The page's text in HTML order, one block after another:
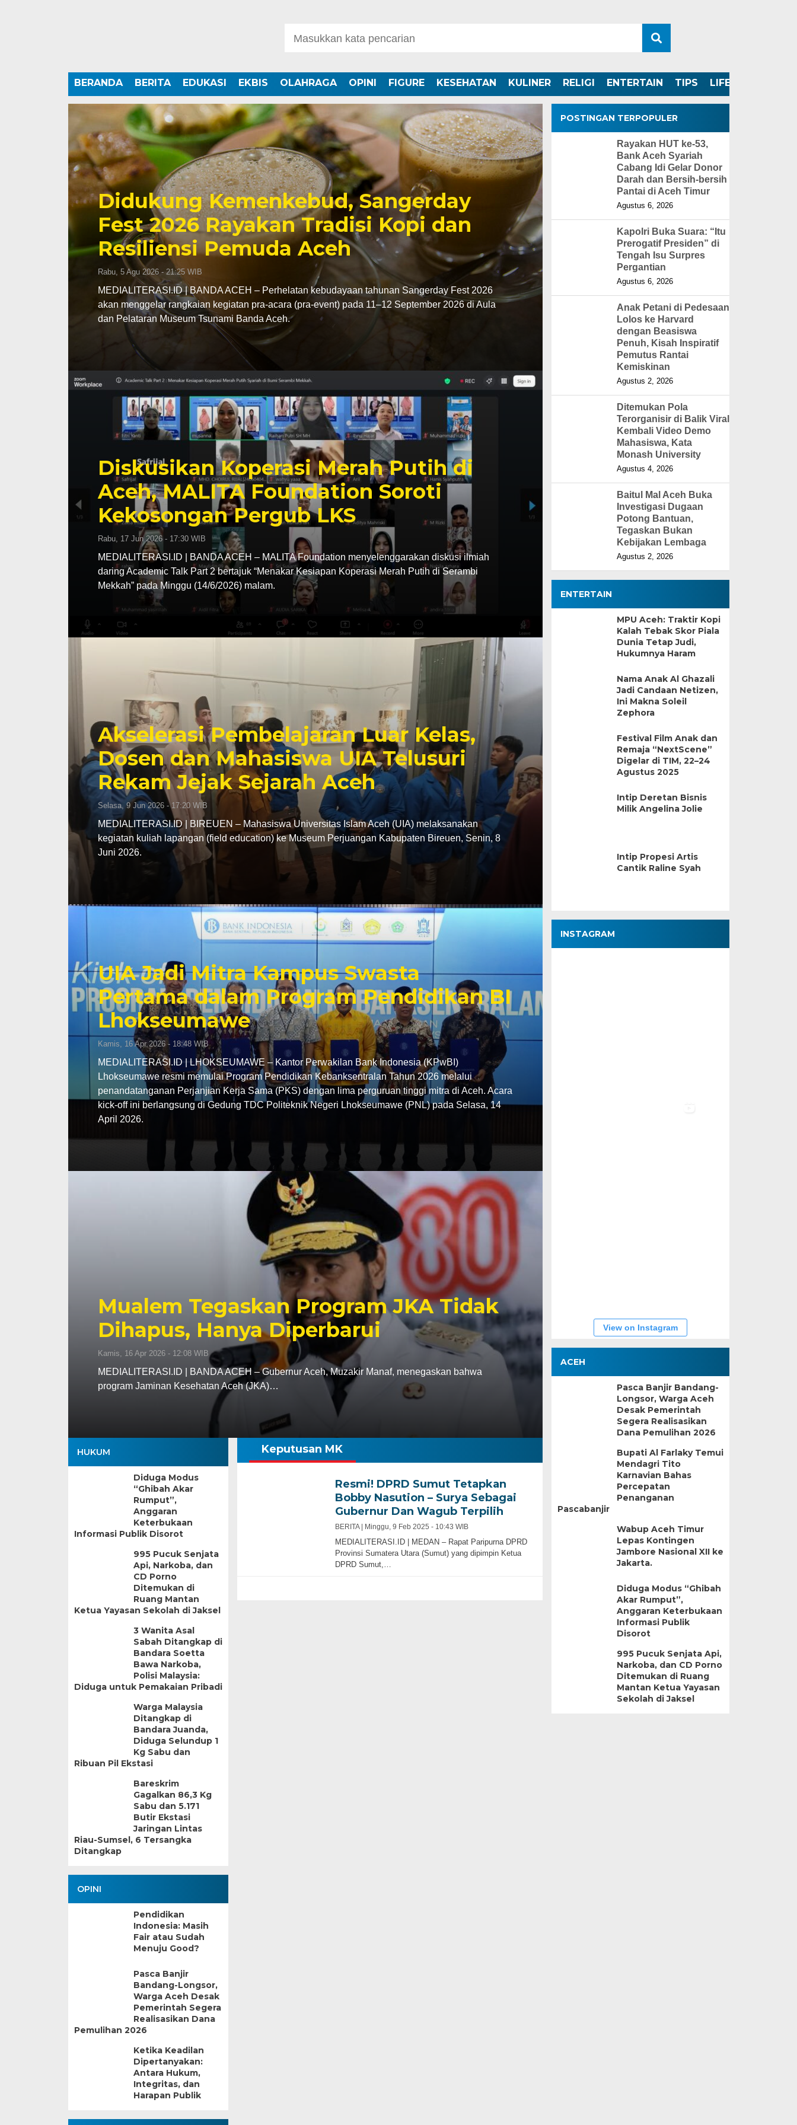
BERANDA BERITA EDUKASI EKBIS OLAHRAGA OPINI FIGURE KESEHATAN KULINER RELIGI ENTERTAIN TIPS LIFESTYLE
Didukung Kemenkebud, Sangerday
Fest 2026 Rayakan Tradisi Kopi dan
Resiliensi Pemuda Aceh
Rabu, 5 Agu 2026 - 21:25 WIB
MEDIALITERASI.ID | BANDA ACEH – Perhelatan kebudayaan tahunan Sangerday Fest 2026
akan menggelar rangkaian kegiatan pra-acara (pra-event) pada 11–12 September 2026 di Aula
dan Pelataran Museum Tsunami Banda Aceh.
Diskusikan Koperasi Merah Putih di
Aceh, MALITA Foundation Soroti
Kekosongan Pergub LKS
Rabu, 17 Jun 2026 - 17:30 WIB
MEDIALITERASI.ID | BANDA ACEH – MALITA Foundation menyelenggarakan diskusi ilmiah
daring Academic Talk Part 2 bertajuk “Menakar Kesiapan Koperasi Merah Putih di Serambi
Mekkah” pada Minggu (14/6/2026) malam.
Akselerasi Pembelajaran Luar Kelas,
Dosen dan Mahasiswa UIA Telusuri
Rekam Jejak Sejarah Aceh
Selasa, 9 Jun 2026 - 17:20 WIB
MEDIALITERASI.ID | BIREUEN – Mahasiswa Universitas Islam Aceh (UIA) melaksanakan
kegiatan kuliah lapangan (field education) ke Museum Perjuangan Kabupaten Bireuen, Senin, 8
Juni 2026.
UIA Jadi Mitra Kampus Swasta
Pertama dalam Program Pendidikan BI
Lhokseumawe
Kamis, 16 Apr 2026 - 18:48 WIB
MEDIALITERASI.ID | LHOKSEUMAWE – Kantor Perwakilan Bank Indonesia (KPwBI)
Lhokseumawe resmi memulai Program Pendidikan Kebanksentralan Tahun 2026 melalui
penandatanganan Perjanjian Kerja Sama (PKS) dengan lima perguruan tinggi mitra di Aceh. Acara
kick-off ini berlangsung di Gedung TDC Politeknik Negeri Lhokseumawe (PNL) pada Selasa, 14
April 2026.
Mualem Tegaskan Program JKA Tidak
Dihapus, Hanya Diperbarui
Kamis, 16 Apr 2026 - 12:08 WIB
MEDIALITERASI.ID | BANDA ACEH – Gubernur Aceh, Muzakir Manaf, menegaskan bahwa
program Jaminan Kesehatan Aceh (JKA)…
HUKUM
Diduga Modus
“Ghibah Akar
Rumput”,
Anggaran
Keterbukaan
Informasi Publik Disorot
995 Pucuk Senjata
Api, Narkoba, dan
CD Porno
Ditemukan di
Ruang Mantan
Ketua Yayasan Sekolah di Jaksel
3 Wanita Asal
Sabah Ditangkap di
Bandara Soetta
Bawa Narkoba,
Polisi Malaysia:
Diduga untuk Pemakaian Pribadi
Warga Malaysia
Ditangkap di
Bandara Juanda,
Diduga Selundup 1
Kg Sabu dan
Ribuan Pil Ekstasi
Bareskrim
Gagalkan 86,3 Kg
Sabu dan 5.171
Butir Ekstasi
Jaringan Lintas
Riau-Sumsel, 6 Tersangka
Ditangkap
OPINI
Pendidikan
Indonesia: Masih
Fair atau Sudah
Menuju Good?
Pasca Banjir
Bandang-Longsor,
Warga Aceh Desak
Pemerintah Segera
Realisasikan Dana
Pemulihan 2026
Ketika Keadilan
Dipertanyakan:
Antara Hukum,
Integritas, dan
Harapan Publik
Keputusan MK
Resmi! DPRD Sumut Tetapkan
Bobby Nasution – Surya Sebagai
Gubernur Dan Wagub Terpilih
BERITA | Minggu, 9 Feb 2025 - 10:43 WIB
MEDIALITERASI.ID | MEDAN – Rapat Paripurna DPRD
Provinsi Sumatera Utara (Sumut) yang dipimpin Ketua
DPRD Sumut,…
POSTINGAN TERPOPULER
Rayakan HUT ke-53,
Bank Aceh Syariah
Cabang Idi Gelar Donor
Darah dan Bersih-bersih
Pantai di Aceh Timur
Agustus 6, 2026
Kapolri Buka Suara: “Itu
Prerogatif Presiden” di
Tengah Isu Surpres
Pergantian
Agustus 6, 2026
Anak Petani di Pedesaan
Lolos ke Harvard
dengan Beasiswa
Penuh, Kisah Inspiratif
Pemutus Rantai
Kemiskinan
Agustus 2, 2026
Ditemukan Pola
Terorganisir di Balik Viral
Kembali Video Demo
Mahasiswa, Kata
Monash University
Agustus 4, 2026
Baitul Mal Aceh Buka
Investigasi Dugaan
Potong Bantuan,
Tegaskan Bukan
Kebijakan Lembaga
Agustus 2, 2026
ENTERTAIN
MPU Aceh: Traktir Kopi
Kalah Tebak Skor Piala
Dunia Tetap Judi,
Hukumnya Haram
Nama Anak Al Ghazali
Jadi Candaan Netizen,
Ini Makna Soleil
Zephora
Festival Film Anak dan
Remaja “NextScene”
Digelar di TIM, 22–24
Agustus 2025
Intip Deretan Bisnis
Milik Angelina Jolie
Intip Propesi Artis
Cantik Raline Syah
INSTAGRAM
View on Instagram
ACEH
Pasca Banjir Bandang-
Longsor, Warga Aceh
Desak Pemerintah
Segera Realisasikan
Dana Pemulihan 2026
Bupati Al Farlaky Temui
Mendagri Tito
Karnavian Bahas
Percepatan
Penanganan
Pascabanjir
Wabup Aceh Timur
Lepas Kontingen
Jambore Nasional XII ke
Jakarta.
Diduga Modus “Ghibah
Akar Rumput”,
Anggaran Keterbukaan
Informasi Publik
Disorot
995 Pucuk Senjata Api,
Narkoba, dan CD Porno
Ditemukan di Ruang
Mantan Ketua Yayasan
Sekolah di Jaksel